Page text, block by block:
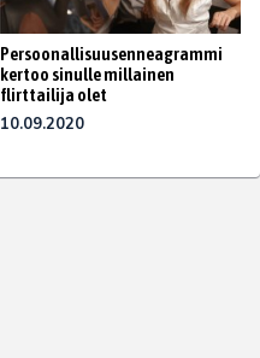
Persoonallisuusenneagrammi
kertoo sinulle millainen
flirttailija olet
10.09.2020